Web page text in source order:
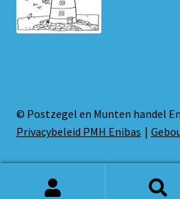
© Postzegel en Munten handel
Privacybeleid PMH Enibas